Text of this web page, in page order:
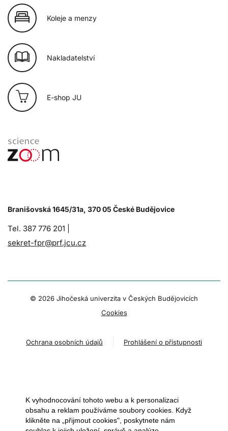
Koleje a menzy
Nakladatelství
E-shop JU
Branišovská 1645/31a, 370 05 České Budějovice
Tel. 387 776 201 |
sekret-fpr@prf.jcu.cz
© 2026 Jihočeská univerzita v Českých Budějovicích
Cookies
Ochrana osobních údajů Prohlášení o přístupnosti
K vyhodnocování tohoto webu a k personalizaci
obsahu a reklam používáme soubory cookies. Když
klikněte na „přijmout cookies", poskytnete nám